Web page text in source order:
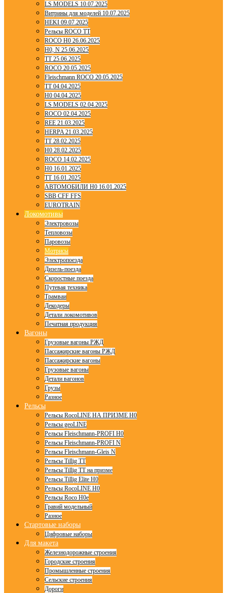
LS MODELS 10.07.2025
Витрины для моделей 10.07.2025
HEKI 09.07.2025
Рельсы ROCO TT
ROCO H0 26.06.2025
H0, N 25.06.2025
TT 25.06.2025
ROCO 20.05.2025
Fleischmann ROCO 20.05.2025
TT 04.04.2025
H0 04.04.2025
LS MODELS 02.04.2025
ROCO 02.04.2025
REE 21.03.2025
HERPA 21.03.2025
TT 28.02.2025
H0 28.02.2025
ROCO 14.02.2025
H0 16.01.2025
TT 16.01.2025
АВТОМОБИЛИ H0 16.01.2025
SBB CFF FFS
EUROTRAIN
Локомотивы
Электровозы
Тепловозы
Паровозы
Мотрисы
Электропоезда
Дизель-поезда
Скоростные поезда
Путевая техника
Трамваи
Декодеры
Детали локомотивов
Печатная продукция
Вагоны
Грузовые вагоны РЖД
Пассажирские вагоны РЖД
Пассажирские вагоны
Грузовые вагоны
Детали вагонов
Грузы
Разное
Рельсы
Рельсы RocoLINE НА ПРИЗМЕ H0
Рельсы geoLINE
Рельсы Fleischmann-PROFI H0
Рельсы Fleischmann-PROFI N
Рельсы Fleischmann-Gleis N
Рельсы Tillig TT
Рельсы Tillig TT на призме
Рельсы Tillig Elite H0
Рельсы RocoLINE H0
Рельсы Roco H0e
Гравий модельный
Разное
Стартовые наборы
Цифровые наборы
Для макета
Железнодорожные строения
Городские строения
Промышленные строения
Сельские строения
Дороги